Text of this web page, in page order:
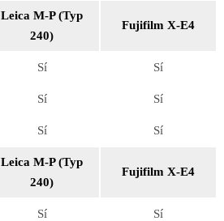
Leica M-P (Typ
240)
Fujifilm X-E4
Sí Sí
Sí Sí
Sí Sí
Leica M-P (Typ
240)
Fujifilm X-E4
Sí Sí